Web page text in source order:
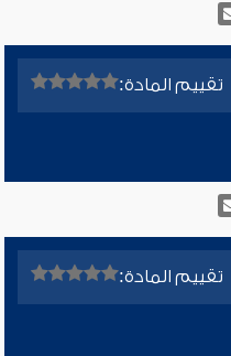
تقييم المادة:
تقييم المادة: